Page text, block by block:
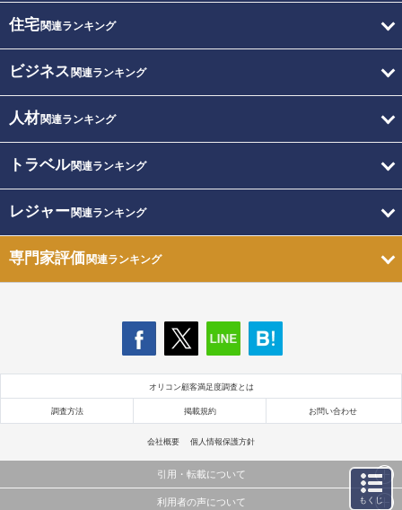
住宅関連ランキング
ビジネス 関連ランキング
人材関連ランキング
トラベル関連ランキング
レジャー関連ランキング
専門家評価関連ランキング
オリコン顧客満足度調査とは
調査方法 掲載規約 お問い合わせ
会社概要 個人情報保護方針
引用・転載について
当サイトで公開されている情報（文字、写真、イラスト、画像データ等）及びこれらの配置・
利用者の声について もくじ